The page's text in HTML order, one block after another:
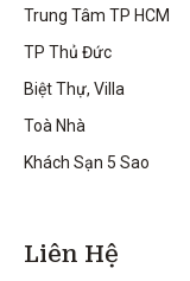
Trung Tâm TP HCM
TP Thủ Đức
Biệt Thự, Villa
Toà Nhà
Khách Sạn 5 Sao
Liên Hệ